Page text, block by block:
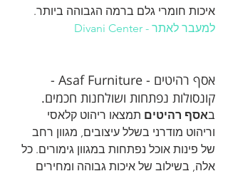
איכות חומרי גלם ברמה הגבוהה ביותר.
למעבר לאתר - Divani Center
אסף רהיטים - Asaf Furniture -
קונסולות נפתחות ושולחנות חכמים.
באסף רהיטים תמצאו ריהוט קלאסי
וריהוט מודרני בשלל עיצובים, מגוון רחב
של פינות אוכל נפתחות במגוון גימורים. כל
אלה, בשילוב של איכות גבוהה ומחירים